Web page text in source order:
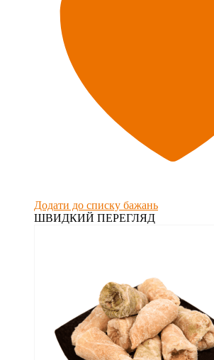
Додати до списку бажань
ШВИДКИЙ ПЕРЕГЛЯД